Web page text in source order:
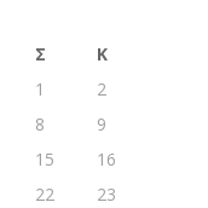
Σ
Κ
1
2
8
9
15
16
22
23